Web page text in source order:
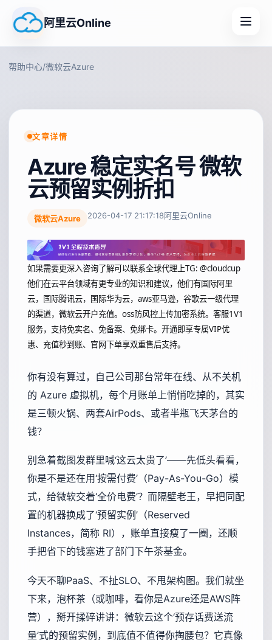
阿里云Online
帮助中心/微软云Azure
文章详情
Azure 稳定实名号 微软
云预留实例折扣
微软云Azure 2026-04-17 21:17:18阿里云Online
如果需要更深入咨询了解可以联系全球代理上TG: @cloudcup
他们在云平台领域有更专业的知识和建议，他们有国际阿里
云，国际腾讯云，国际华为云，aws亚马逊，谷歌云一级代理
的渠道，微软云开户充值。oss防风控上传加密系统。客服1V1
服务，支持免实名、免备案、免绑卡。开通即享专属VIP优
惠、充值秒到账、官网下单享双重售后支持。
你有没有算过，自己公司那台常年在线、从不关机
的 Azure 虚拟机，每个月账单上悄悄吃掉的，其实
是三顿火锅、两套AirPods、或者半瓶飞天茅台的
钱？
别急着截图发群里喊‘这云太贵了’——先低头看看，
你是不是还在用‘按需付费’（Pay-As-You-Go）模
式，给微软交着‘全价电费’？而隔壁老王，早把同配
置的机器换成了‘预留实例’（Reserved
Instances，简称 RI），账单直接瘦了一圈，还顺
手把省下的钱塞进了部门下午茶基金。
今天不聊PaaS、不扯SLO、不甩架构图。我们就坐
下来，泡杯茶（或咖啡，看你是Azure还是AWS阵
营），掰开揉碎讲讲：微软云这个‘预存话费送流
量’式的预留实例，到底值不值得你掏腰包？它真像